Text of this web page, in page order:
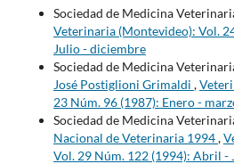
Sociedad de Medicina
Veterinaria (Montevideo): Vol.
Julio - diciembre
Sociedad de Medicina
José Postiglioni Grimaldi ,
23 Núm. 96 (1987): Enero -
Sociedad de Medicina
Nacional de Veterinaria 1994,
Vol. 29 Núm. 122 (1994): Abril -